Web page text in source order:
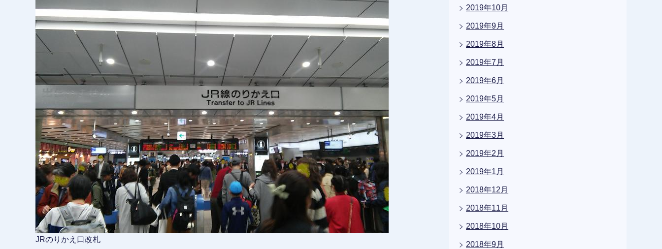
JRのりかえ口改札
2019年10月
2019年9月
2019年8月
2019年7月
2019年6月
2019年5月
2019年4月
2019年3月
2019年2月
2019年1月
2018年12月
2018年11月
2018年10月
2018年9月